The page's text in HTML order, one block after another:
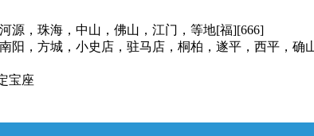
源，珠海，中山，佛山，江门，等地[福][666]
阳，方城，小史店，驻马店，桐柏，遂平，西平，
宝座